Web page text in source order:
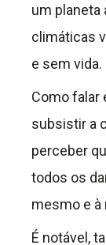
um planeta
climáticas
e sem vida.
Como falar
subsistir a
perceber
todos os
mesmo e à
É notável,